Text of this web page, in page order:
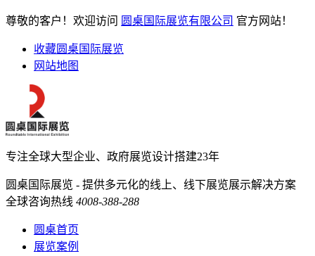
尊敬的客户！欢迎访问 圆桌国际展览有限公司 官方网站！
收藏圆桌国际展览
网站地图
专注全球大型企业、政府展览设计搭建23年
圆桌国际展览 - 提供多元化的线上、线下展览展示解决方案
全球咨询热线 4008-388-288
圆桌首页
展览案例